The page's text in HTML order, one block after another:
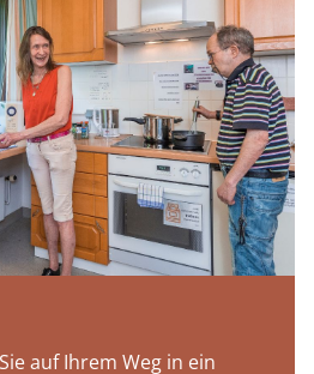
auf Ihrem Weg in ein